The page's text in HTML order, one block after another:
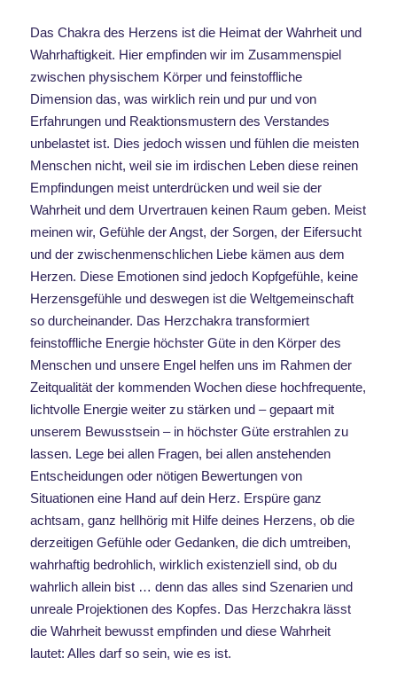
Das Chakra des Herzens ist die Heimat der Wahrheit und
Wahrhaftigkeit. Hier empfinden wir im Zusammenspiel
zwischen physischem Körper und feinstoffliche
Dimension das, was wirklich rein und pur und von
Erfahrungen und Reaktionsmustern des Verstandes
unbelastet ist. Dies jedoch wissen und fühlen die meisten
Menschen nicht, weil sie im irdischen Leben diese reinen
Empfindungen meist unterdrücken und weil sie der
Wahrheit und dem Urvertrauen keinen Raum geben. Meist
meinen wir, Gefühle der Angst, der Sorgen, der Eifersucht
und der zwischenmenschlichen Liebe kämen aus dem
Herzen. Diese Emotionen sind jedoch Kopfgefühle, keine
Herzensgefühle und deswegen ist die Weltgemeinschaft
so durcheinander. Das Herzchakra transformiert
feinstoffliche Energie höchster Güte in den Körper des
Menschen und unsere Engel helfen uns im Rahmen der
Zeitqualität der kommenden Wochen diese hochfrequente,
lichtvolle Energie weiter zu stärken und – gepaart mit
unserem Bewusstsein – in höchster Güte erstrahlen zu
lassen. Lege bei allen Fragen, bei allen anstehenden
Entscheidungen oder nötigen Bewertungen von
Situationen eine Hand auf dein Herz. Erspüre ganz
achtsam, ganz hellhörig mit Hilfe deines Herzens, ob die
derzeitigen Gefühle oder Gedanken, die dich umtreiben,
wahrhaftig bedrohlich, wirklich existenziell sind, ob du
wahrlich allein bist … denn das alles sind Szenarien und
unreale Projektionen des Kopfes. Das Herzchakra lässt
die Wahrheit bewusst empfinden und diese Wahrheit
lautet: Alles darf so sein, wie es ist.